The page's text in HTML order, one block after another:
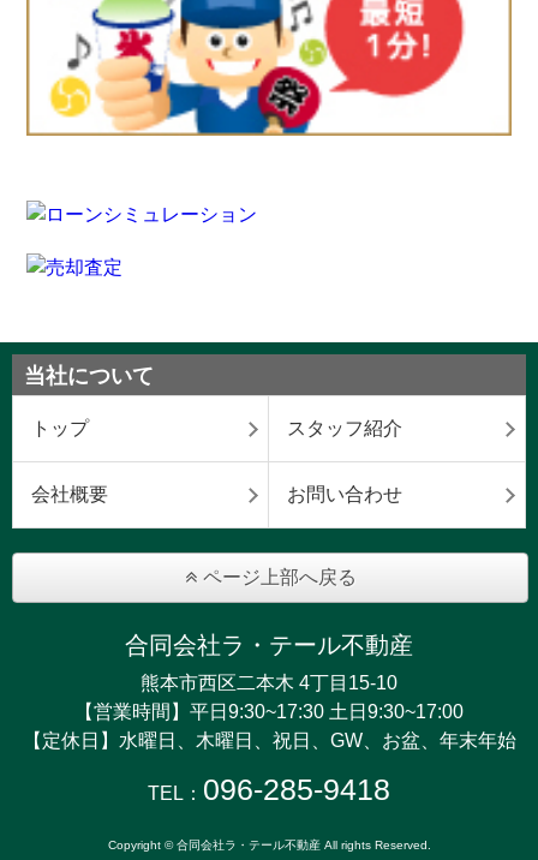
当社について
トップ スタッフ紹介
会社概要 お問い合わせ
ページ上部へ戻る
合同会社ラ・テール不動産
熊本市西区二本木 4丁目15-10
【営業時間】平日9:30~17:30 土日9:30~17:00
【定休日】水曜日、木曜日、祝日、GW、お盆、年末年始
TEL： 096-285-9418
Copyright © 合同会社ラ・テール不動産 All rights Reserved.